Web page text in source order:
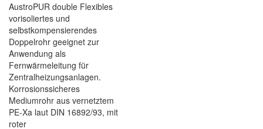
AustroPUR double Flexibles
vorisoliertes und
selbstkompensierendes
Doppelrohr geeignet zur
Anwendung als
Fernwärmeleitung für
Zentralheizungsanlagen.
Korrosionssicheres
Mediumrohr aus vernetztem
PE-Xa laut DIN 16892/93, mit
roter